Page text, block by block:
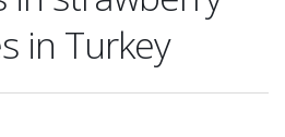
in Turkey